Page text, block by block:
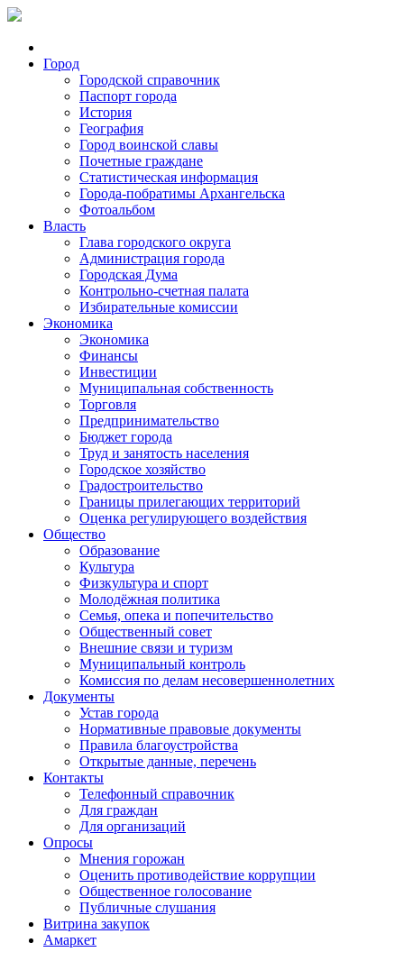
Город
Городской справочник
Паспорт города
История
География
Город воинской славы
Почетные граждане
Статистическая информация
Города-побратимы Архангельска
Фотоальбом
Власть
Глава городского округа
Администрация города
Городская Дума
Контрольно-счетная палата
Избирательные комиссии
Экономика
Экономика
Финансы
Инвестиции
Муниципальная собственность
Торговля
Предпринимательство
Бюджет города
Труд и занятость населения
Городское хозяйство
Градостроительство
Границы прилегающих территорий
Оценка регулирующего воздействия
Общество
Образование
Культура
Физкультура и спорт
Молодёжная политика
Семья, опека и попечительство
Общественный совет
Внешние связи и туризм
Муниципальный контроль
Комиссия по делам несовершеннолетних
Документы
Устав города
Нормативные правовые документы
Правила благоустройства
Открытые данные, перечень
Контакты
Телефонный справочник
Для граждан
Для организаций
Опросы
Мнения горожан
Оценить противодействие коррупции
Общественное голосование
Публичные слушания
Витрина закупок
Амаркет